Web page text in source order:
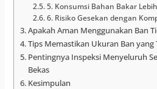
5. Konsumsi Bahan Bakar
6. Risiko Gesekan dengan
Apakah Aman Menggunakan Ban
Tips Memastikan Ukuran Ban
Pentingnya Inspeksi Menyeluruh
Bekas
Kesimpulan